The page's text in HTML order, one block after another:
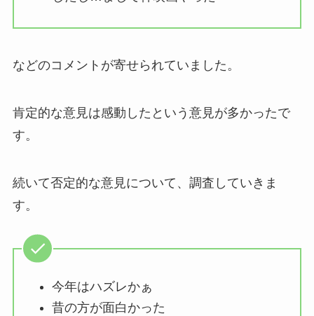
などのコメントが寄せられていました。
肯定的な意見は感動したという意見が多かったで
す。
続いて否定的な意見について、調査していきま
す。
今年はハズレかぁ
昔の方が面白かった